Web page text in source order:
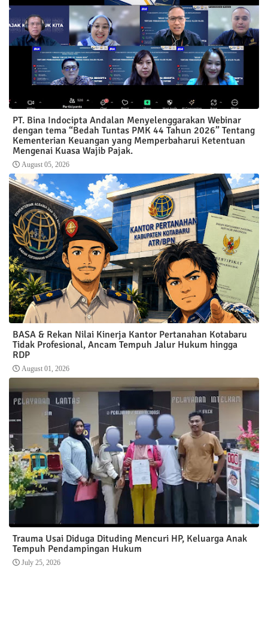
PT. Bina Indocipta Andalan Menyelenggarakan Webinar
dengan tema “Bedah Tuntas PMK 44 Tahun 2026” Tentang
Kementerian Keuangan yang Memperbaharui Ketentuan
Mengenai Kuasa Wajib Pajak.
August 05, 2026
BASA & Rekan Nilai Kinerja Kantor Pertanahan Kotabaru
Tidak Profesional, Ancam Tempuh Jalur Hukum hingga
RDP
August 01, 2026
Trauma Usai Diduga Dituding Mencuri HP, Keluarga Anak
Tempuh Pendampingan Hukum
July 25, 2026